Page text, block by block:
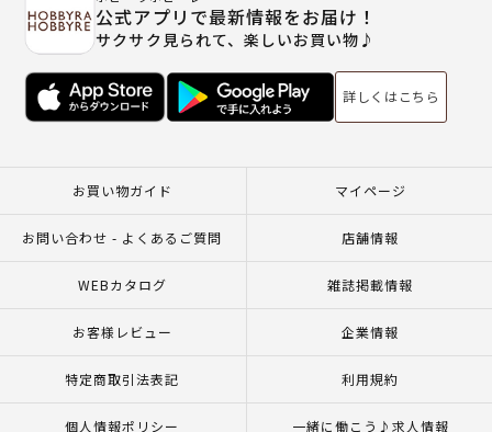
公式アプリで最新情報をお届け！
サクサク見られて、楽しいお買い物♪
詳しくはこちら
お買い物ガイド マイページ
お問い合わせ - よくあるご質問 店舗情報
WEBカタログ 雑誌掲載情報
お客様レビュー 企業情報
特定商取引法表記 利用規約
個人情報ポリシー 一緒に働こう♪求人情報